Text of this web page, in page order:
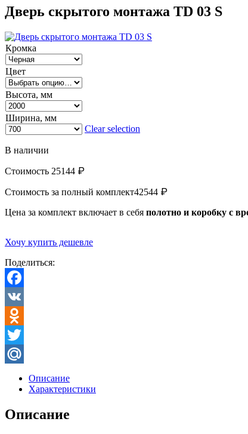
Дверь скрытого монтажа TD 03 S
Кромка
Цвет
Высота, мм
Ширина, мм
Clear selection
В наличии
Стоимость 25144 ₽
Стоимость за полный комплект42544 ₽
Цена за комплект включает в себя полотно и коробку с
Хочу купить дешевле
Поделиться:
Facebook
VK
Odnoklassniki
Twitter
Mail.Ru
Описание
Характеристики
Описание